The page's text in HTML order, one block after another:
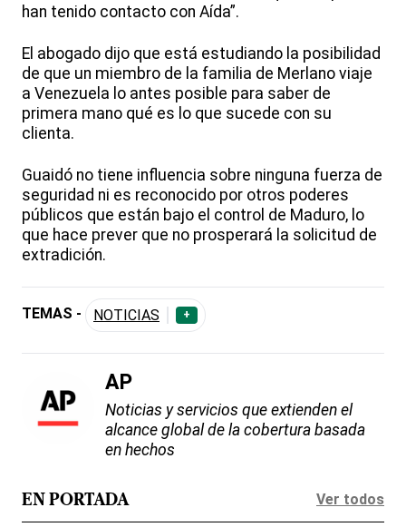
han tenido contacto con Aída”.
El abogado dijo que está estudiando la posibilidad
de que un miembro de la familia de Merlano viaje
a Venezuela lo antes posible para saber de
primera mano qué es lo que sucede con su
clienta.
Guaidó no tiene influencia sobre ninguna fuerza de
seguridad ni es reconocido por otros poderes
públicos que están bajo el control de Maduro, lo
que hace prever que no prosperará la solicitud de
extradición.
TEMAS - NOTICIAS +
AP
Noticias y servicios que extienden el
alcance global de la cobertura basada
en hechos
EN PORTADA Ver todos